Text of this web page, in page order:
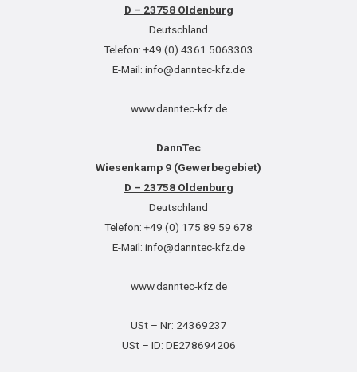
D – 23758 Oldenburg
Deutschland
Telefon: +49 (0) 4361 5063303
E-Mail: info@danntec-kfz.de
www.danntec-kfz.de
DannTec
Wiesenkamp 9 (Gewerbegebiet)
D – 23758 Oldenburg
Deutschland
Telefon: +49 (0) 175 89 59 678
E-Mail: info@danntec-kfz.de
www.danntec-kfz.de
USt – Nr: 24369237
USt – ID: DE278694206